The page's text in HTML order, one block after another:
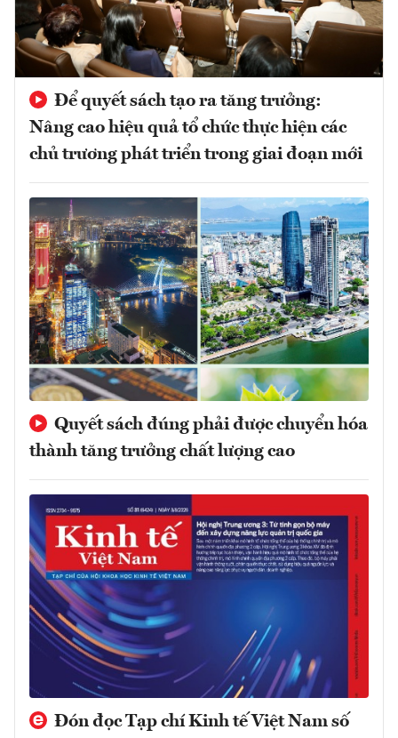
Để quyết sách tạo ra tăng trưởng:
Nâng cao hiệu quả tổ chức thực hiện các
chủ trương phát triển trong giai đoạn mới
Quyết sách đúng phải được chuyển hóa
thành tăng trưởng chất lượng cao
Đón đọc Tạp chí Kinh tế Việt Nam số